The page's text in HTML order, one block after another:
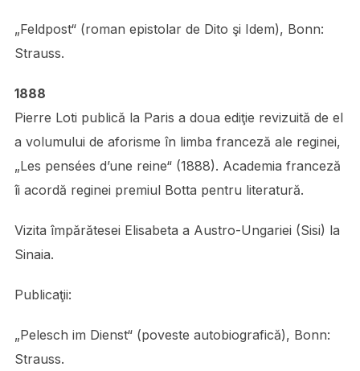
„Feldpost“ (roman epistolar de Dito şi Idem), Bonn:
Strauss.
1888
Pierre Loti publică la Paris a doua ediţie revizuită de el
a volumului de aforisme în limba franceză ale reginei,
„Les pensées d’une reine“ (1888). Academia franceză
îi acordă reginei premiul Botta pentru literatură.
Vizita împărătesei Elisabeta a Austro-Ungariei (Sisi) la
Sinaia.
Publicaţii:
„Pelesch im Dienst“ (poveste autobiografică), Bonn:
Strauss.